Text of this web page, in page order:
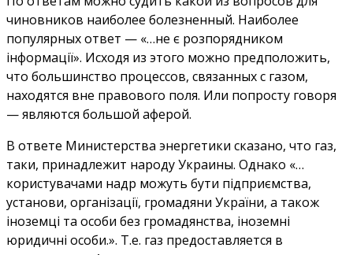
чиновников наиболее болезненный. Наиболее
популярных ответ — «…не є розпорядником
інформації». Исходя из этого можно предположить,
что большинство процессов, связанных с газом,
находятся вне правового поля. Или попросту говоря
— являются большой аферой.
В ответе Министерства энергетики сказано, что газ,
таки, принадлежит народу Украины. Однако «…
користувачами надр можуть бути підприємства,
установи, організації, громадяни України, а також
іноземці та особи без громадянства, іноземні
юридичні особи.». Т.е. газ предоставляется в